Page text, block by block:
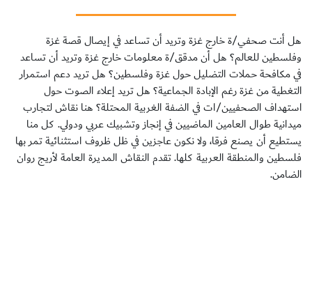
هل أنت صحفي/ة خارج غزة وتريد أن تساعد في إيصال قصة غزة
وفلسطين للعالم؟ هل أن مدقق/ة معلومات خارج غزة وتريد أن تساعد
في مكافحة حملات التضليل حول غزة وفلسطين؟ هل تريد دعم استمرار
التغطية من غزة رغم الإبادة الجماعية؟ هل تريد إعلاء الصوت حول
استهداف الصحفيين/ات في الضفة الغربية المحتلة؟ هنا نقاش لتجارب
ميدانية طوال العامين الماضيين في إنجاز وتشبيك عربي ودولي. كل منا
يستطيع أن يصنع فرقا، ولا نكون عاجزين في ظل ظروف استثنائية تمر بها
فلسطين والمنطقة العربية كلها. تقدم النقاش المديرة العامة لأريج روان
الضامن.